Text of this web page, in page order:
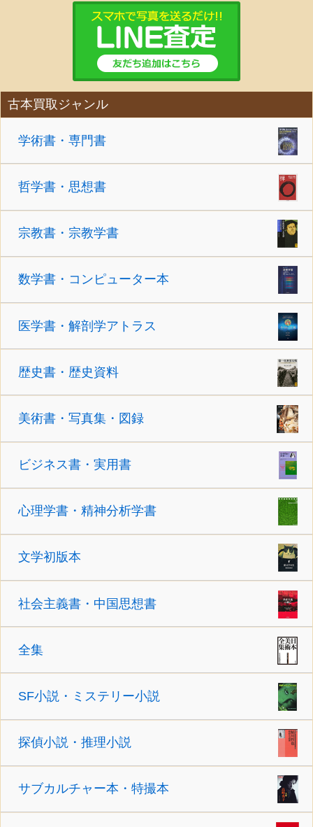
古本買取ジャンル
学術書・専門書
哲学書・思想書
宗教書・宗教学書
数学書・コンピューター本
医学書・解剖学アトラス
歴史書・歴史資料
美術書・写真集・図録
ビジネス書・実用書
心理学書・精神分析学書
文学初版本
社会主義書・中国思想書
全集
SF小説・ミステリー小説
探偵小説・推理小説
サブカルチャー本・特撮本